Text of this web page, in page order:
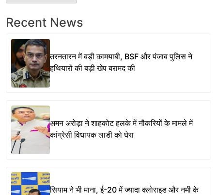
Recent News
तरनतारन में बड़ी कामयाबी, BSF और पंजाब पुलिस ने
हथियारों की बड़ी खेप बरामद की
अमन अरोड़ा ने शाहकोट हलके में नौकरियों के मामले में
कांग्रेसी विधायक लाडी को घेरा
सियाम ने भी माना, ई-20 में ज्यादा क्लोराइड और नमी के